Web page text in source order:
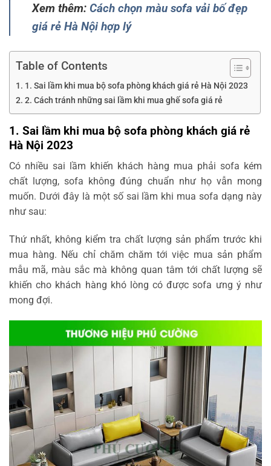
Xem thêm:Cách chọn màu sofa vải bố đẹp
giá rẻ Hà Nội hợp lý
Table of Contents
1. Sai lầm khi mua bộ sofa phòng khách giá rẻ Hà Nội 2023
2. Cách tránh những sai lầm khi mua ghế sofa giá rẻ
1. Sai lầm khi mua bộ sofa phòng khách giá rẻ
Hà Nội 2023
Có nhiều sai lầm khiến khách hàng mua phải sofa kém
chất lượng, sofa không đúng chuẩn như họ vẫn mong
muốn. Dưới đây là một số sai lầm khi mua sofa dạng này
như sau:
Thứ nhất, không kiểm tra chất lượng sản phẩm trước khi
mua hàng. Nếu chỉ chăm chăm tới việc mua sản phẩm
mẫu mã, màu sắc mà không quan tâm tới chất lượng sẽ
khiến cho khách hàng khó lòng có được sofa ưng ý như
mong đợi.